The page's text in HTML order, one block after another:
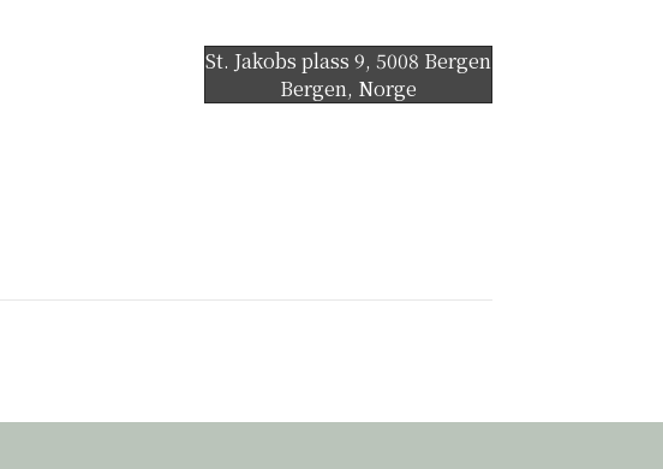
St. Jakobs plass 9, 5008 Bergen
Bergen, Norge